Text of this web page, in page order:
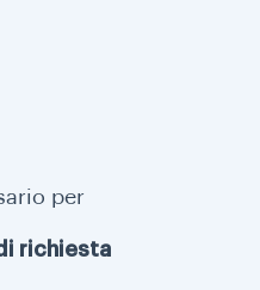
per
richiesta